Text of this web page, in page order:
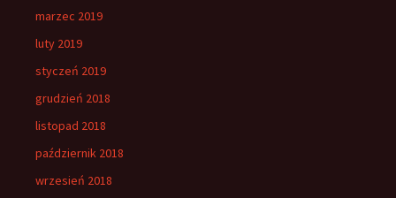
marzec 2019
luty 2019
styczeń 2019
grudzień 2018
listopad 2018
październik 2018
wrzesień 2018